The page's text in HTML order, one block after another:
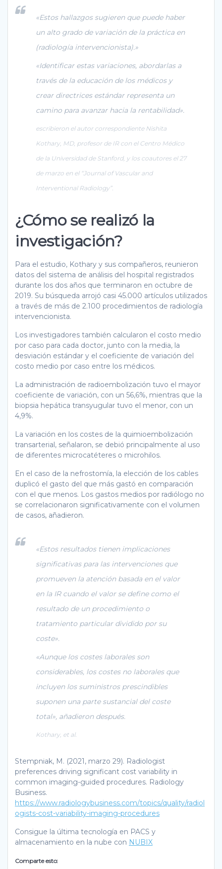
«Estos hallazgos sugieren que puede haber
un alto grado de variación de la práctica en
(radiología intervencionista).»
«Identificar estas variaciones, abordarlas a
través de la educación de los médicos y
crear directrices estándar representa un
camino para avanzar hacia la rentabilidad».
escribieron el autor correspondiente Nishita
Kothary, MD, profesor de IR con el Centro Médico
de la Universidad de Stanford, y los coautores el 27
de marzo en el “Journal of Vascular and
Interventional Radiology”.
¿Cómo se realizó la
investigación?
Para el estudio, Kothary y sus compañeros, reunieron
datos del sistema de análisis del hospital registrados
durante los dos años que terminaron en octubre de
2019. Su búsqueda arrojó casi 45.000 artículos utilizados
a través de más de 2.100 procedimientos de radiología
intervencionista.
Los investigadores también calcularon el costo medio
por caso para cada doctor, junto con la media, la
desviación estándar y el coeficiente de variación del
costo medio por caso entre los médicos.
La administración de radioembolización tuvo el mayor
coeficiente de variación, con un 56,6%, mientras que la
biopsia hepática transyugular tuvo el menor, con un
4,9%.
La variación en los costes de la quimioembolización
transarterial, señalaron, se debió principalmente al uso
de diferentes microcatéteres o microhilos.
En el caso de la nefrostomía, la elección de los cables
duplicó el gasto del que más gastó en comparación
con el que menos. Los gastos medios por radiólogo no
se correlacionaron significativamente con el volumen
de casos, añadieron.
«Estos resultados tienen implicaciones
significativas para las intervenciones que
promueven la atención basada en el valor
en la IR cuando el valor se define como el
resultado de un procedimiento o
tratamiento particular dividido por su
coste».
«Aunque los costes laborales son
considerables, los costes no laborales que
incluyen los suministros prescindibles
suponen una parte sustancial del coste
total», añadieron después.
Kothary, et al.
Stempniak, M. (2021, marzo 29). Radiologist
preferences driving significant cost variability in
common imaging-guided procedures. Radiology
Business.
https://www.radiologybusiness.com/topics/quality/radiol
ogists-cost-variability-imaging-procedures
Consigue la última tecnología en PACS y
almacenamiento en la nube con NUBIX
Comparte esto: